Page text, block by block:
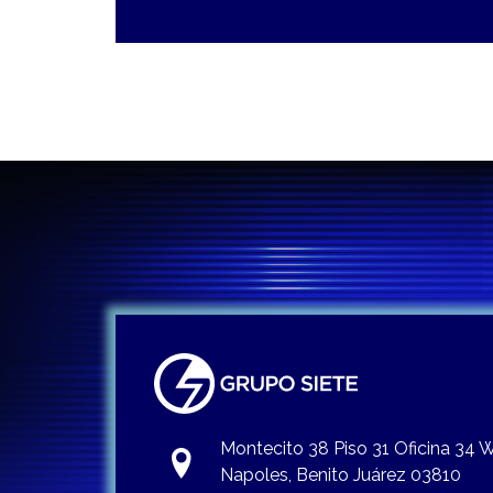
Montecito 38 Piso 31 Oficina 34
Napoles, Benito Juárez 03810